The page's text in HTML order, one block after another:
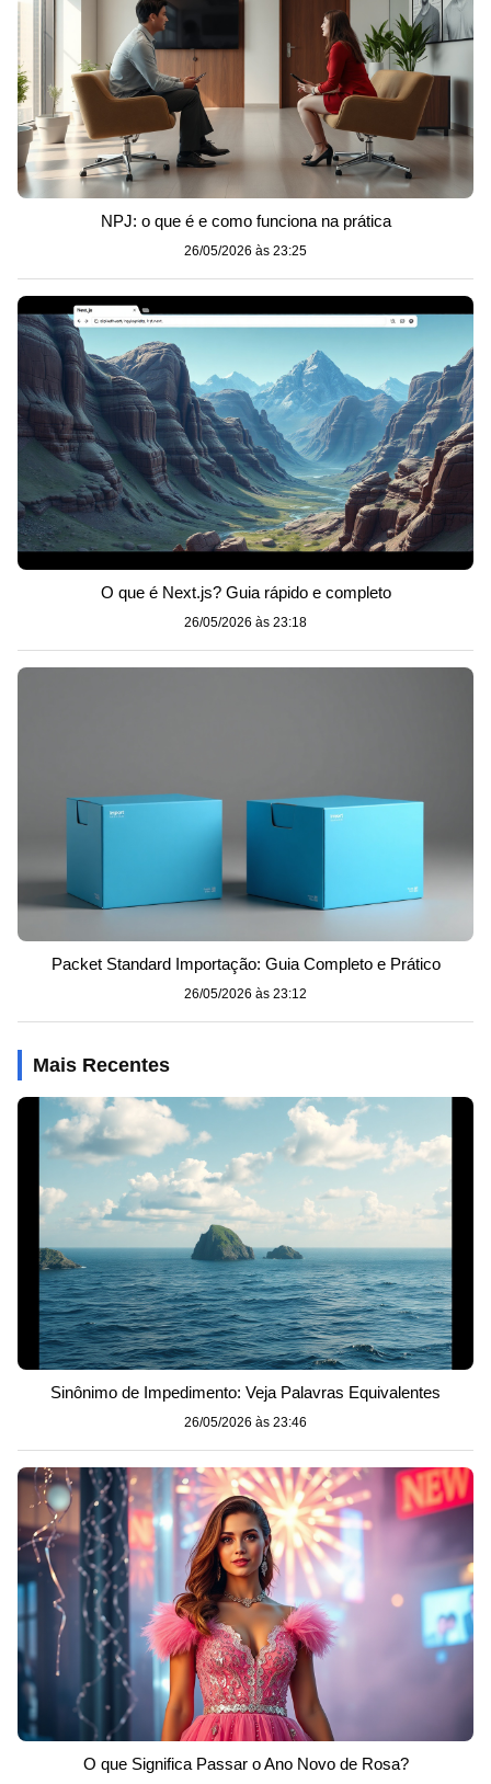
NPJ: o que é e como funciona na prática
26/05/2026 às 23:25
O que é Next.js? Guia rápido e completo
26/05/2026 às 23:18
Packet Standard Importação: Guia Completo e Prático
26/05/2026 às 23:12
Mais Recentes
Sinônimo de Impedimento: Veja Palavras Equivalentes
26/05/2026 às 23:46
O que Significa Passar o Ano Novo de Rosa?